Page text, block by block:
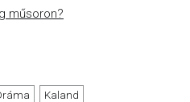
műsoron?
Kaland